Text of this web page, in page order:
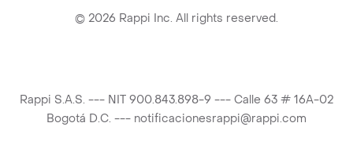
© 2026 Rappi Inc. All rights reserved.
Rappi S.A.S. --- NIT 900.843.898-9 --- Calle 63 # 16A-02
Bogotá D.C. --- notificacionesrappi@rappi.com